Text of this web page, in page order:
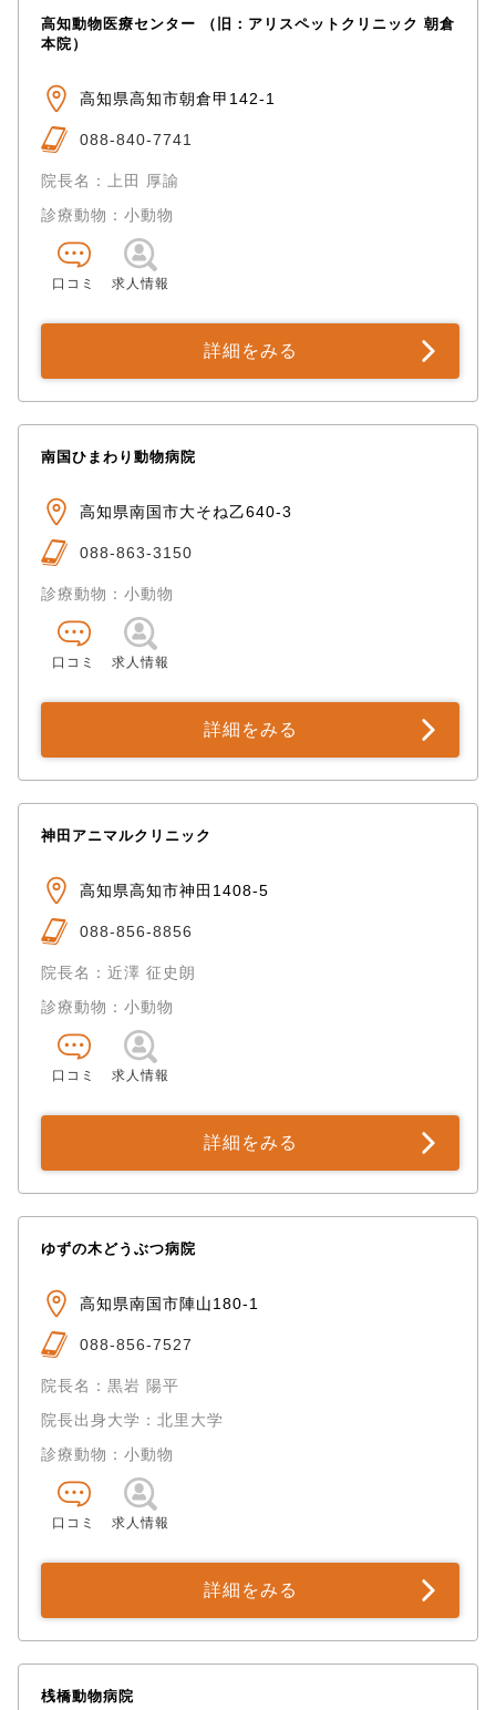
高知動物医療センター （旧：アリスペットクリニック 朝倉
本院）
高知県高知市朝倉甲142-1
088-840-7741
院長名：上田 厚諭
診療動物：小動物
口コミ 求人情報
詳細をみる
南国ひまわり動物病院
高知県南国市大そね乙640-3
088-863-3150
診療動物：小動物
口コミ 求人情報
詳細をみる
神田アニマルクリニック
高知県高知市神田1408-5
088-856-8856
院長名：近澤 征史朗
診療動物：小動物
口コミ 求人情報
詳細をみる
ゆずの木どうぶつ病院
高知県南国市陣山180-1
088-856-7527
院長名：黒岩 陽平
院長出身大学：北里大学
診療動物：小動物
口コミ 求人情報
詳細をみる
桟橋動物病院